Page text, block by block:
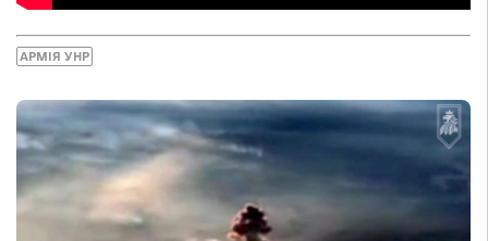
АРМІЯ УНР